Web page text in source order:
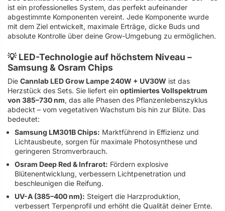
ist ein professionelles System, das perfekt aufeinander
abgestimmte Komponenten vereint. Jede Komponente wurde
mit dem Ziel entwickelt, maximale Erträge, dicke Buds und
absolute Kontrolle über deine Grow-Umgebung zu ermöglichen.
💡 LED-Technologie auf höchstem Niveau –
Samsung & Osram Chips
Die Cannlab LED Grow Lampe 240W + UV30W ist das
Herzstück des Sets. Sie liefert ein optimiertes Vollspektrum
von 385–730 nm, das alle Phasen des Pflanzenlebenszyklus
abdeckt – vom vegetativen Wachstum bis hin zur Blüte. Das
bedeutet:
Samsung LM301B Chips: Marktführend in Effizienz und
Lichtausbeute, sorgen für maximale Photosynthese und
geringeren Stromverbrauch.
Osram Deep Red & Infrarot: Fördern explosive
Blütenentwicklung, verbessern Lichtpenetration und
beschleunigen die Reifung.
UV-A (385–400 nm): Steigert die Harzproduktion,
verbessert Terpenprofil und erhöht die Qualität deiner Ernte.